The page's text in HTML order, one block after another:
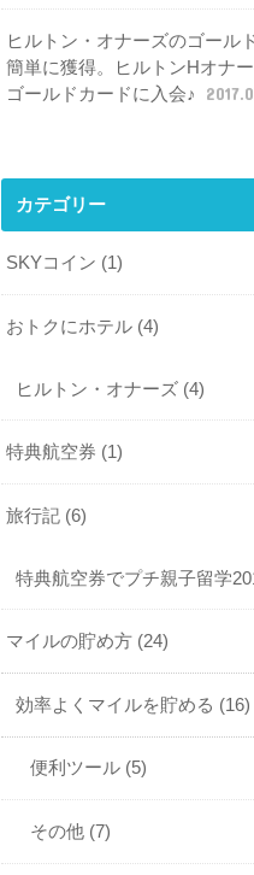
ヒルトン・オナーズのゴール
簡単に獲得。ヒルトンHオナ
ゴールドカードに入会♪
カテゴリー
SKYコイン (1)
おトクにホテル (4)
ヒルトン・オナーズ (4)
特典航空券 (1)
旅行記 (6)
特典航空券でプチ親子留学
マイルの貯め方 (24)
効率よくマイルを貯める (16)
便利ツール (5)
その他 (7)